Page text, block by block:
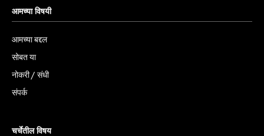
आमच्या विषयी
आमच्या बद्दल
सोबत या
नोकरी / संधी
संपर्क
चर्चेतील विषय